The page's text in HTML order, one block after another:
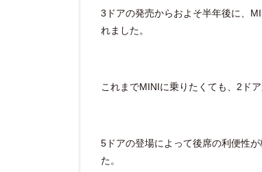
3ドアの発売からおよそ半年後に、
れました。
これまでMINIに乗りたくても、2ド
5ドアの登場によって後席の利便性
た。